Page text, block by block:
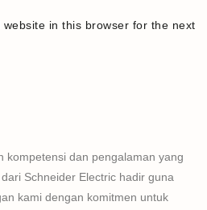
in this browser for the next
kompetensi dan pengalaman yang
Schneider Electric hadir guna
kami dengan komitmen untuk